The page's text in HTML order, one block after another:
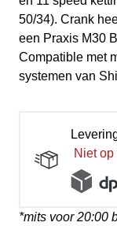
50/34). Crank
een Praxis M30
Compatible met
systemen van
Niet op
*mits voor 20:00